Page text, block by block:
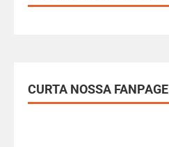
CURTA NOSSA FANPAGE